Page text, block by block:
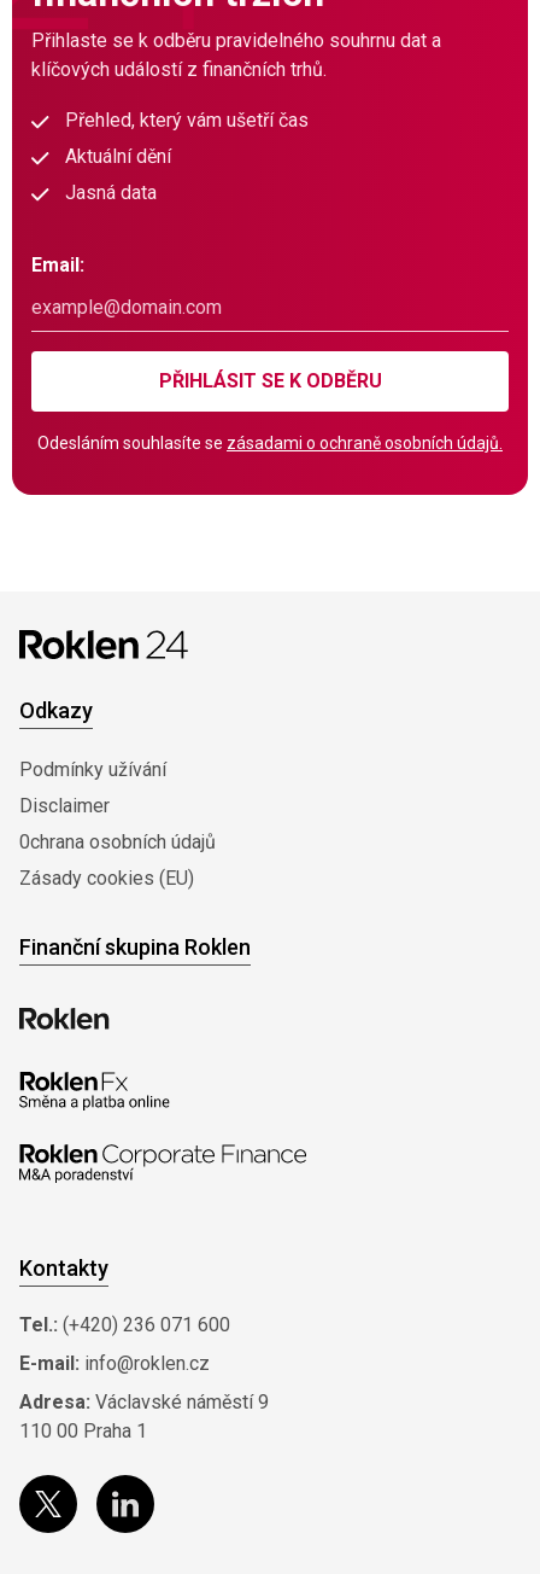
Přihlaste se k odběru pravidelného souhrnu dat a
klíčových událostí z finančních trhů.
Přehled, který vám ušetří čas
Aktuální dění
Jasná data
Email:
PŘIHLÁSIT SE K ODBĚRU
Odesláním souhlasíte se zásadami o ochraně osobních údajů.
Odkazy
Podmínky užívání
Disclaimer
0chrana osobních údajů
Zásady cookies (EU)
Finanční skupina Roklen
Kontakty
Tel.: (+420) 236 071 600
E-mail: info@roklen.cz
Adresa: Václavské náměstí 9
110 00 Praha 1